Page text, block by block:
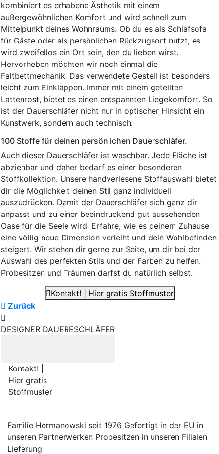
kombiniert es erhabene Ästhetik mit einem
außergewöhnlichen Komfort und wird schnell zum
Mittelpunkt deines Wohnraums. Ob du es als Schlafsofa
für Gäste oder als persönlichen Rückzugsort nutzt, es
wird zweifellos ein Ort sein, den du lieben wirst.
Hervorheben möchten wir noch einmal die
Faltbettmechanik. Das verwendete Gestell ist besonders
leicht zum Einklappen. Immer mit einem geteilten
Lattenrost, bietet es einen entspannten Liegekomfort. So
ist der Dauerschläfer nicht nur in optischer Hinsicht ein
Kunstwerk, sondern auch technisch.
100 Stoffe für deinen persönlichen Dauerschläfer.
Auch dieser Dauerschläfer ist waschbar. Jede Fläche ist
abziehbar und daher bedarf es einer besonderen
Stoffkollektion. Unsere handverlesene Stoffauswahl bietet
dir die Möglichkeit deinen Stil ganz individuell
auszudrücken. Damit der Dauerschläfer sich ganz dir
anpasst und zu einer beeindruckend gut aussehenden
Oase für die Seele wird. Erfahre, wie es deinem Zuhause
eine völlig neue Dimension verleiht und dein Wohlbefinden
steigert. Wir stehen dir gerne zur Seite, um dir bei der
Auswahl des perfekten Stils und der Farben zu helfen.
Probesitzen und Träumen darfst du natürlich selbst.
Kontakt! | Hier gratis Stoffmuster
Zurück
DESIGNER DAUERESCHLÄFER
Kontakt! |
Hier gratis
Stoffmuster
Familie Hermanowski seit 1976 Gefertigt in der EU in
unseren Partnerwerken Probesitzen in unseren Filialen
Lieferung